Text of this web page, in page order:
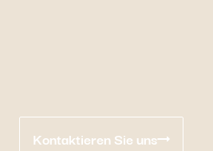
Kontaktieren Sie uns